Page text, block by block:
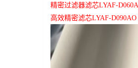
精密过滤器滤芯LYAF-
高效精密滤芯LYAF-